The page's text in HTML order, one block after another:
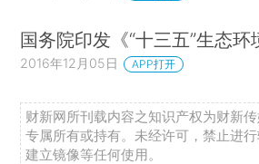
国务院印发《“十三五”生态环
2016年12月05日 APP打开
财新网所刊载内容之知识产权为财新
专属所有或持有。未经许可，禁止进
建立镜像等任何使用。